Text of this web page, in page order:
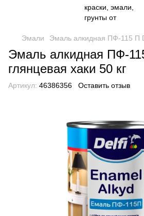
Эмали Эмаль алкидная ПФ-115 П
Эмаль алкидная ПФ-
глянцевая хаки 50 кг
Артикул: 46386356 Оставить отзыв